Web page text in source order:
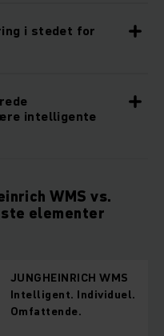
i stedet for
intelligente
WMS vs.
elementer
JUNGHEINRICH WMS
Intelligent. Individuel.
Omfattende.